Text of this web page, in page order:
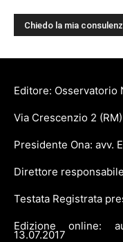
Editore: Osservatorio
Via Crescenzio 2
Presidente Ona: avv.
Direttore
Testata Registrata
Edizione online:
13.07.2017